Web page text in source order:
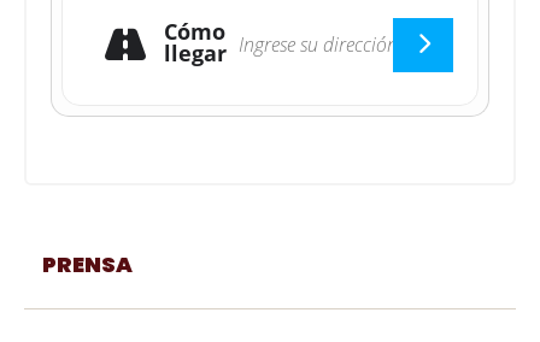
Cómo
llegar
PRENSA